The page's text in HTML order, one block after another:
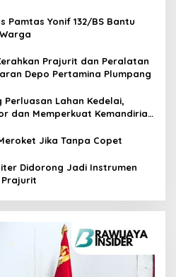
Pamtas Yonif 132/BS Bantu
Prajurit dan Peralatan
Depo Pertamina Plumpang
Perluasan Lahan Kedelai,
dan Memperkuat Kemandirian
Jika Tanpa Copet
Didorong Jadi Instrumen